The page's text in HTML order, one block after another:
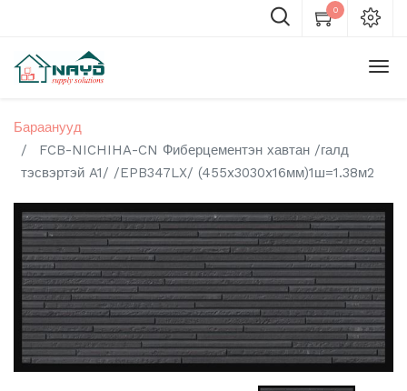
0
Бараанууд
FCB-NICHIHA-CN Фиберцементэн хавтан /галд
тэсвэртэй A1/ /EPB347LX/ (455x3030x16мм)1ш=1.38м2